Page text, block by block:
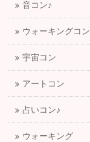
音コン♪
ウォーキングコン
宇宙コン
アートコン
占いコン♪
ウォーキング